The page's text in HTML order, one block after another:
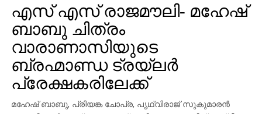
എസ് എസ് രാജമൗലി- മഹേഷ്
ബാബു ചിത്രം
വാരാണാസിയുടെ
ബ്രഹ്മാണ്ഡ ട്രയ്ലർ
പ്രേക്ഷകരിലേക്ക്
മഹേഷ് ബാബു, പ്രിയങ്ക ചോപ്ര, പൃഥ്വിരാജ് സുകുമാരൻ